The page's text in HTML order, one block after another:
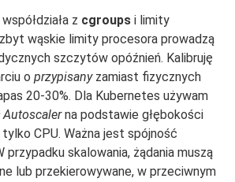
z cgroups i limity
wąskie limity procesora prowadzą
szczytów opóźnień. Kalibruję
o przypisanyzamiast fizycznych
20-30%. Dla Kubernetes używam
Autoscalerna podstawie głębokości
CPU. Ważna jest spójność
przypadku skalowania, żądania muszą
lub przekierowywane, w przeciwnym